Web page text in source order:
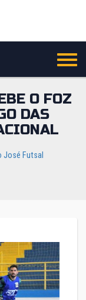
O FOZ
DAS
José Futsal